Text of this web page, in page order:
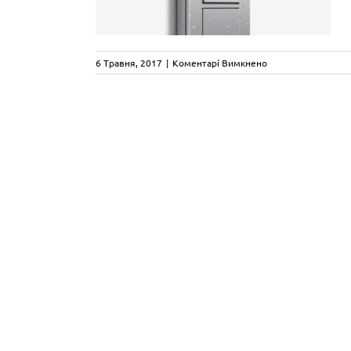
6 Травня, 2017 | Коментарі Вимкненодо
Gira_TX_44_inext